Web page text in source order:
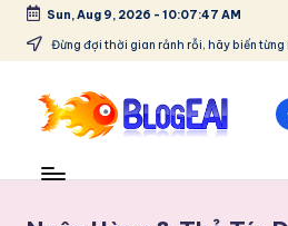
Skip
content
Sun, Aug 9, 2026 - 10:07:47 AM
Đừng đợi thời gian rảnh rỗi, hãy biến
sẻ